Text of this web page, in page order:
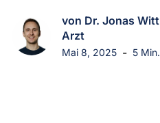
von Dr. Jonas Witt
Arzt
Mai 8, 2025 - 5 Min.